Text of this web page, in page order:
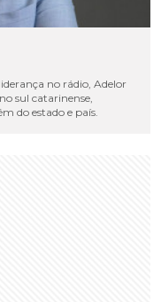
no rádio, Adelor
sul catarinense,
do estado e país.